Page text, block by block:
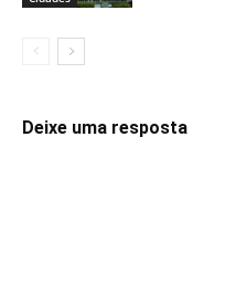
Deixe uma resposta